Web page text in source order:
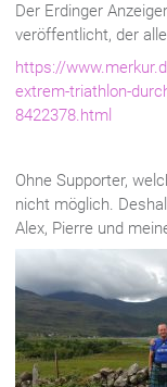
Der Erdinger
veröffentlicht, der
https://
extrem-triathlon-
8422378.html
Ohne Supporter,
nicht möglich.
Alex, Pierre und